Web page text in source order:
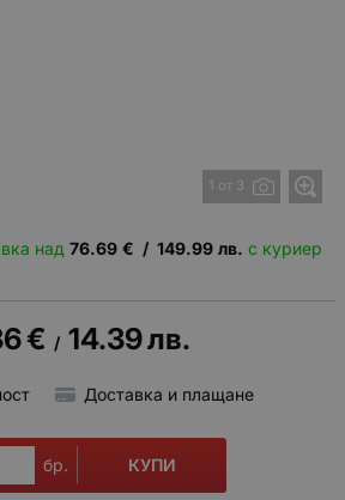
1 от 3
над 76.69 € / 149.99 лв. с куриер
€ / 14.39лв.
Доставка и плащане
бр. КУПИ